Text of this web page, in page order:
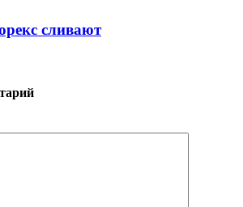
сливают